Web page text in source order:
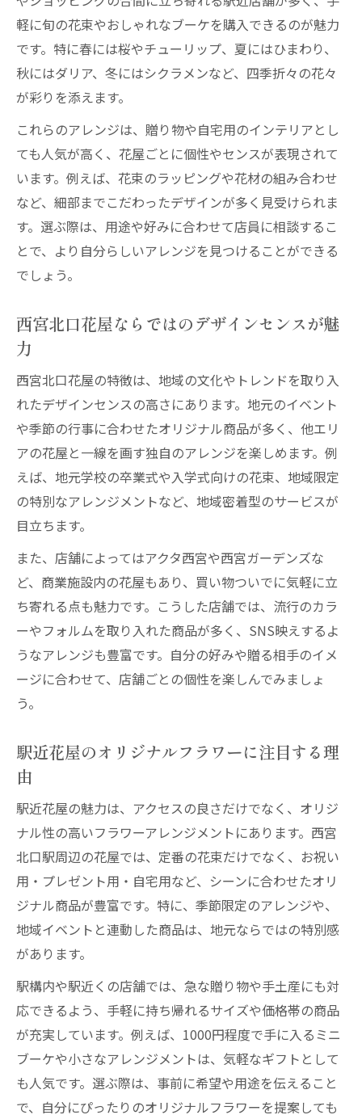
軽に旬の花束やおしゃれなブーケを購入できるのが魅力
です。特に春には桜やチューリップ、夏にはひまわり、
秋にはダリア、冬にはシクラメンなど、四季折々の花々
が彩りを添えます。
これらのアレンジは、贈り物や自宅用のインテリアとし
ても人気が高く、花屋ごとに個性やセンスが表現されて
います。例えば、花束のラッピングや花材の組み合わせ
など、細部までこだわったデザインが多く見受けられま
す。選ぶ際は、用途や好みに合わせて店員に相談するこ
とで、より自分らしいアレンジを見つけることができる
でしょう。
西宮北口花屋ならではのデザインセンスが魅
力
西宮北口花屋の特徴は、地域の文化やトレンドを取り入
れたデザインセンスの高さにあります。地元のイベント
や季節の行事に合わせたオリジナル商品が多く、他エリ
アの花屋と一線を画す独自のアレンジを楽しめます。例
えば、地元学校の卒業式や入学式向けの花束、地域限定
の特別なアレンジメントなど、地域密着型のサービスが
目立ちます。
また、店舗によってはアクタ西宮や西宮ガーデンズな
ど、商業施設内の花屋もあり、買い物ついでに気軽に立
ち寄れる点も魅力です。こうした店舗では、流行のカラ
ーやフォルムを取り入れた商品が多く、SNS映えするよ
うなアレンジも豊富です。自分の好みや贈る相手のイメ
ージに合わせて、店舗ごとの個性を楽しんでみましょ
う。
駅近花屋のオリジナルフラワーに注目する理
由
駅近花屋の魅力は、アクセスの良さだけでなく、オリジ
ナル性の高いフラワーアレンジメントにあります。西宮
北口駅周辺の花屋では、定番の花束だけでなく、お祝い
用・プレゼント用・自宅用など、シーンに合わせたオリ
ジナル商品が豊富です。特に、季節限定のアレンジや、
地域イベントと連動した商品は、地元ならではの特別感
があります。
駅構内や駅近くの店舗では、急な贈り物や手土産にも対
応できるよう、手軽に持ち帰れるサイズや価格帯の商品
が充実しています。例えば、1000円程度で手に入るミニ
ブーケや小さなアレンジメントは、気軽なギフトとして
も人気です。選ぶ際は、事前に希望や用途を伝えること
で、自分にぴったりのオリジナルフラワーを提案しても